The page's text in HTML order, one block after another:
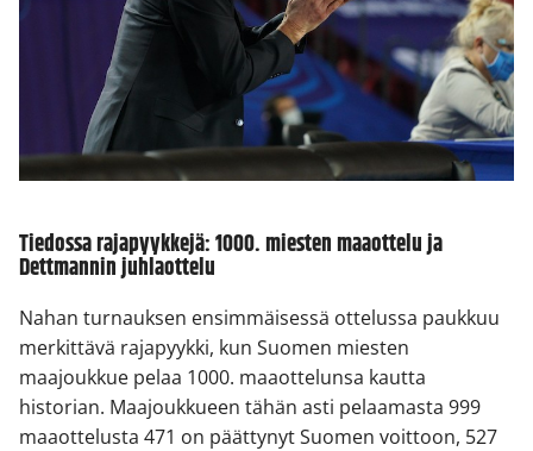
Tiedossa rajapyykkejä: 1000. miesten maaottelu ja
Dettmannin juhlaottelu
Nahan turnauksen ensimmäisessä ottelussa paukkuu
merkittävä rajapyykki, kun Suomen miesten
maajoukkue pelaa 1000. maaottelunsa kautta
historian. Maajoukkueen tähän asti pelaamasta 999
maaottelusta 471 on päättynyt Suomen voittoon, 527